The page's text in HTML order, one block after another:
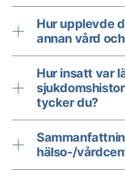
Hur upplevde
annan vård
Hur insatt var
tycker du?
hälso-/